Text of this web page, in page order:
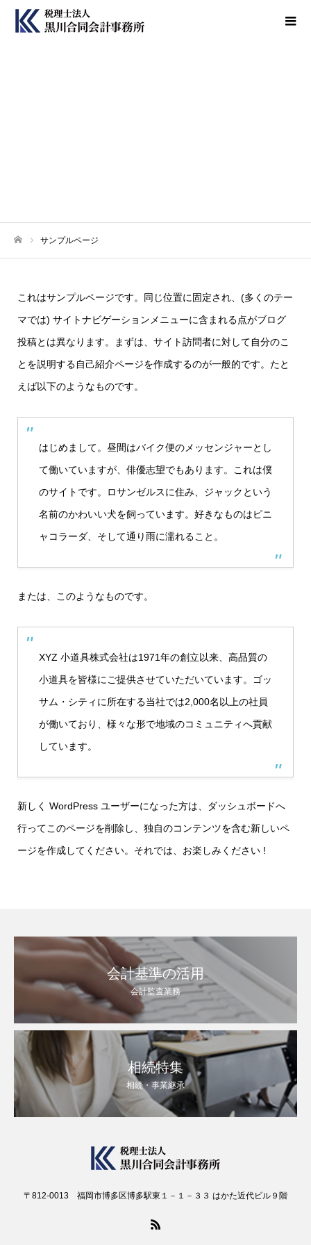
サンプルページ
これはサンプルページです。同じ位置に固定され、(多くのテー
マでは) サイトナビゲーションメニューに含まれる点がブログ
投稿とは異なります。まずは、サイト訪問者に対して自分のこ
とを説明する自己紹介ページを作成するのが一般的です。たと
えば以下のようなものです。
はじめまして。昼間はバイク便のメッセンジャーとし
て働いていますが、俳優志望でもあります。これは僕
のサイトです。ロサンゼルスに住み、ジャックという
名前のかわいい犬を飼っています。好きなものはピニ
ャコラーダ、そして通り雨に濡れること。
または、このようなものです。
XYZ 小道具株式会社は1971年の創立以来、高品質の
小道具を皆様にご提供させていただいています。ゴッ
サム・シティに所在する当社では2,000名以上の社員
が働いており、様々な形で地域のコミュニティへ貢献
しています。
新しく WordPress ユーザーになった方は、 ダッシュボードへ
行ってこのページを削除し、独自のコンテンツを含む新しいペ
ージを作成してください。それでは、お楽しみください !
会計基準の活用
会計監査業務
相続特集
相続・事業継承
〒812-0013 福岡市博多区博多駅東１－１－３３ はかた近代ビル９階